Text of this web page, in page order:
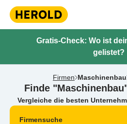
Gratis-Check: Wo ist
gelistet?
Firmen Maschinenbau
Finde
Vergleiche die besten
Firmensuche